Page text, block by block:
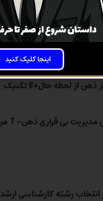
روزها
ساعت‌
دقیقه
از لحظه حال+8 تکنیک
بی قراری ذهن- 7 مرحله
رشته کارشناسی ارشد ۱۴۰۴ دانشگاه آزاد اسلامی
اینجا کلیک کنید